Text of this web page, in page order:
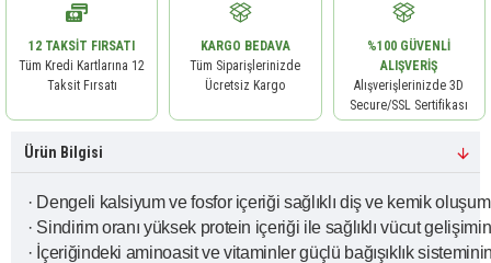
12 TAKSIT FIRSATI
Tüm Kredi Kartlarına 12
Taksit Fırsatı
KARGO BEDAVA
Tüm Siparişlerinizde
Ücretsiz Kargo
%100 GÜVENLI
ALIŞVERIŞ
Alışverişlerinizde 3D
Secure/SSL Sertifikası
Ürün Bilgisi
· Dengeli kalsiyum ve fosfor içeriği sağlıklı diş ve kemik
· Sindirim oranı yüksek protein içeriği ile sağlıklı vücut
· İçeriğindeki aminoasit ve vitaminler güçlü bağışıklık